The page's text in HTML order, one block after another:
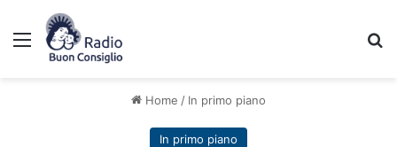
Menu
Home / In primo piano
In primo piano